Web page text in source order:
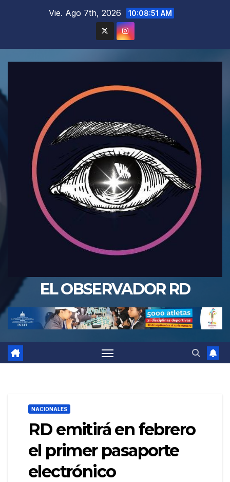
Vie. Ago 7th, 2026 10:08:53 AM
EL OBSERVADOR RD
NACIONALES
RD emitirá en febrero
el primer pasaporte
electrónico